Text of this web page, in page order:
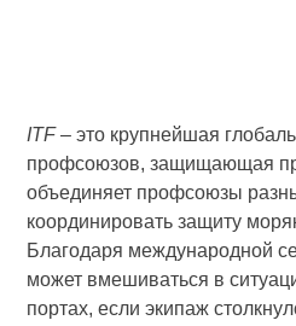
ITF– это крупнейшая
профсоюзов, защищающая
объединяет профсоюзы
координировать защиту
Благодаря международной
может вмешиваться в
портах, если экипаж